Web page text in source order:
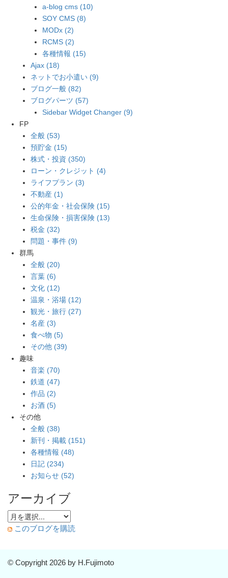
a-blog cms (10)
SOY CMS (8)
MODx (2)
RCMS (2)
各種情報 (15)
Ajax (18)
ネットでお小遣い (9)
ブログ一般 (82)
ブログパーツ (57)
Sidebar Widget Changer (9)
FP
全般 (53)
預貯金 (15)
株式・投資 (350)
ローン・クレジット (4)
ライフプラン (3)
不動産 (1)
公的年金・社会保険 (15)
生命保険・損害保険 (13)
税金 (32)
問題・事件 (9)
群馬
全般 (20)
言葉 (6)
文化 (12)
温泉・浴場 (12)
観光・旅行 (27)
名産 (3)
食べ物 (5)
その他 (39)
趣味
音楽 (70)
鉄道 (47)
作品 (2)
お酒 (5)
その他
全般 (38)
新刊・掲載 (151)
各種情報 (48)
日記 (234)
お知らせ (52)
アーカイブ
このブログを購読
© Copyright 2026 by H.Fujimoto